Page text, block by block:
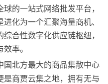
的一站式网络批发平台，
化为一个汇聚海量商机、
合性数字化供应链枢纽，
率。
国北方最大的商品集散中心
商贾云集之地，拥有无与